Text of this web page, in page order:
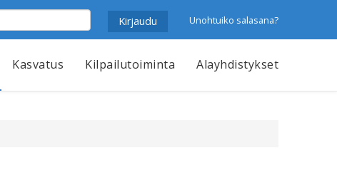
Unohtuiko salasana?
Kasvatus Kilpailutoiminta Alayhdistykset